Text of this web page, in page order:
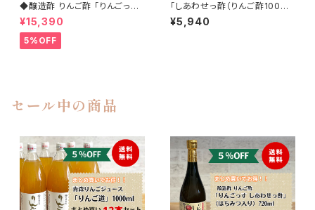
◆醸造酢 りんご酢 「りんごっ
す しあわせっ酢」（りんご酢10
0%） 720ml 6本まとめ買いセ
ット(5%off)
¥15,390
5%OFF
「しあわせっ酢（りんご酢100%
＋はちみつ入り）」 720ml×2
本
¥5,940
セール中の商品